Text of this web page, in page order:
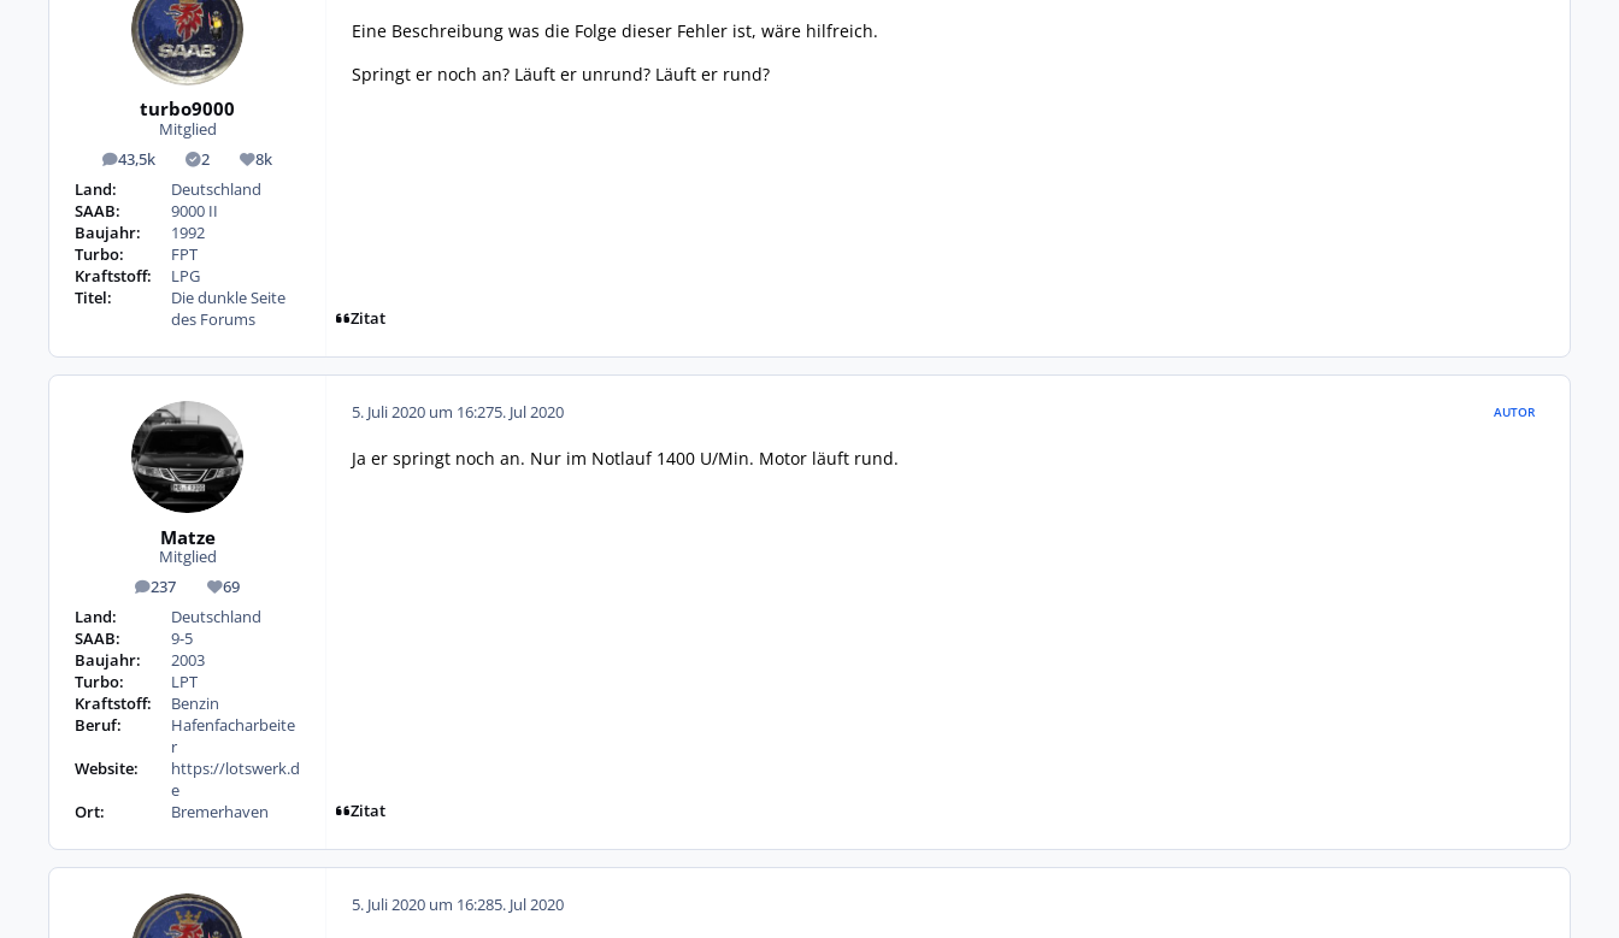
turbo9000
Mitglied
43,5k
Beiträge 2
Lösungen
8k
Reputation
Land:
Deutschland
SAAB:
9000 II
Baujahr:
1992
Turbo:
FPT
Kraftstoff:
LPG
Titel:
Die dunkle Seite
des Forums
Eine Beschreibung was die Folge dieser Fehler ist, wäre hilfreich.
Springt er noch an? Läuft er unrund? Läuft er rund?
Zitat
Matze
Mitglied
237
Beiträge 69
Reputation
Land:
Deutschland
SAAB:
9-5
Baujahr:
2003
Turbo:
LPT
Kraftstoff:
Benzin
Beruf:
Hafenfacharbeite
r
Website:
https://lotswerk.d
e
Ort:
Bremerhaven
5. Juli 2020 um 16:275. Jul 2020 AUTOR
Ja er springt noch an. Nur im Notlauf 1400 U/Min. Motor läuft rund.
Zitat
5. Juli 2020 um 16:285. Jul 2020